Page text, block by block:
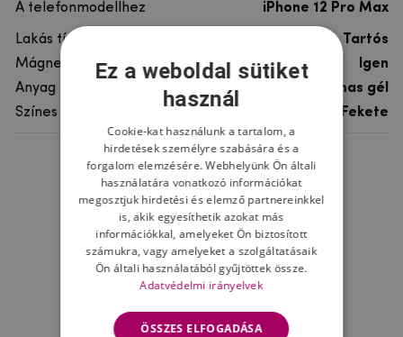
A telefonmodellhez
iPhone 12 Pro Max
Lakás típusa
Tartós
Mágneses tartókhoz
Igen
Anyag
fém, műanyag, rugalmas gél
Színes
Fekete
Ne felejtsd el
Ez a weboldal sütiket
használ
Cookie-kat használunk a tartalom, a
hirdetések személyre szabására és a
forgalom elemzésére. Webhelyünk Ön általi
használatára vonatkozó információkat
megosztjuk hirdetési és elemző partnereinkkel
is, akik egyesíthetik azokat más
információkkal, amelyeket Ön biztosított
számukra, vagy amelyeket a szolgáltatásaik
Ön általi használatából gyűjtöttek össze.
Adatvédelmi irányelvek
ÖSSZES ELFOGADÁSA